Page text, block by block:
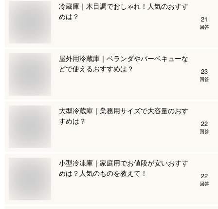
冷蔵庫｜木目調でおしゃれ！人気のおすす
めは？
21
回答
屋外用冷蔵庫｜ベランダやバーベキューな
どで使えるおすすめは？
23
回答
大型冷蔵庫｜業務用サイズで大容量のおす
すめは？
22
回答
小型冷凍庫｜家庭用でお値段が安いおすす
めは？人気のものを教えて！
22
回答